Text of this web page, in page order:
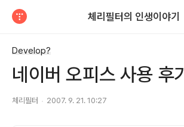
체리필터의 인생이야기
Develop?
네이버 오피스 사용 후기
체리필터 2007. 9. 21. 10:27